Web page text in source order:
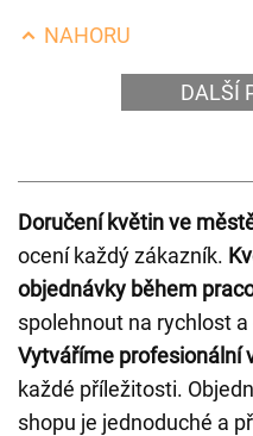
NAHORU
DALŠÍ
Doručení květin ve
ocení každý zákazník.
objednávky během
spolehnout na rychlost
Vytváříme profesionální
každé příležitosti.
shopu je jednoduché a